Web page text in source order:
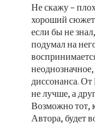
Не скажу –
хороший
если бы не
подумал на
диссонанса.
не лучше, а
Возможно тот,
Автора, будет